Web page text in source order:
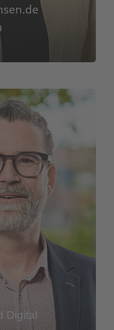
Digital